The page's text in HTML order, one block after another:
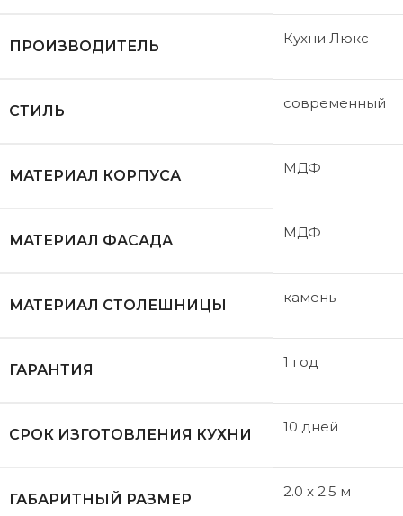
ПРОИЗВОДИТЕЛЬ Кухни Люкс
СТИЛЬ современный
МАТЕРИАЛ КОРПУСА МДФ
МАТЕРИАЛ ФАСАДА МДФ
МАТЕРИАЛ СТОЛЕШНИЦЫ камень
ГАРАНТИЯ 1 год
СРОК ИЗГОТОВЛЕНИЯ КУХНИ 10 дней
ГАБАРИТНЫЙ РАЗМЕР 2.0 x 2.5 м